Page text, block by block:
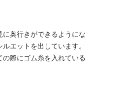
奥行きができるようにな
エットを出しています。
際にゴム糸を入れている